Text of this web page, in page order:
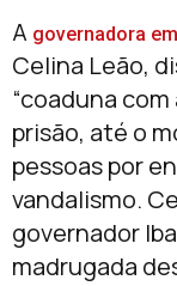
A governadora
Celina Leão,
“coaduna
prisão, até o
pessoas por
vandalismo.
governador
madrugada